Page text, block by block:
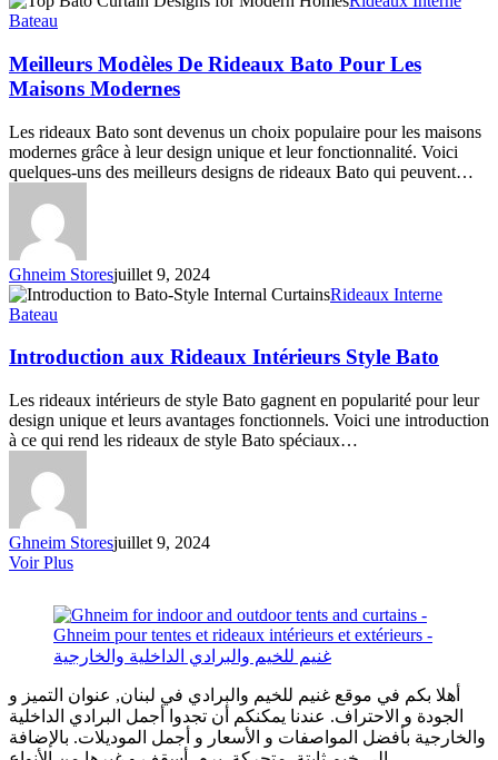
Modèles
Rideaux
Bato
Pour
Maisons
Modernes
Bateau
Meilleurs Modèles De Rideaux Bato Pour Les
Maisons Modernes
Les rideaux Bato sont devenus un choix populaire pour les maisons
modernes grâce à leur design unique et leur fonctionnalité. Voici
quelques-uns des meilleurs designs de rideaux Bato qui peuvent…
Ghneim Storesjuillet 9, 2024
Introduction
aux
Intérieurs
Bato
Rideaux Interne
Bateau
Introduction aux Rideaux Intérieurs Style Bato
Les rideaux intérieurs de style Bato gagnent en popularité pour leur
design unique et leurs avantages fonctionnels. Voici une introduction
à ce qui rend les rideaux de style Bato spéciaux…
Ghneim Storesjuillet 9, 2024
Voir Plus
أهلا بكم في موقع غنيم للخيم والبرادي في لبنان, عنوان التميز و
الجودة و الاحتراف. عندنا يمكنكم أن تجدوا أجمل البرادي الداخلية
والخارجية بأفضل المواصفات و الأسعار و أجمل الموديلات. بالإضافة